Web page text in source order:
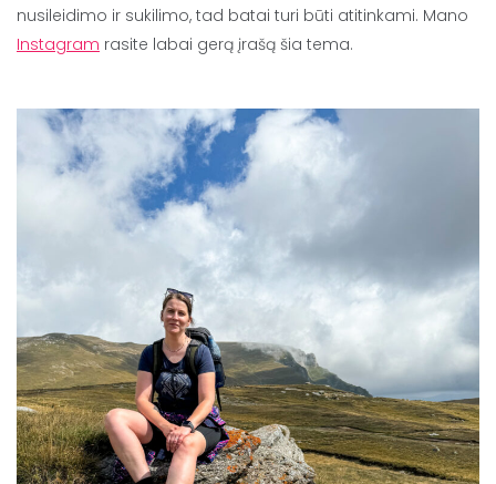
nusileidimo ir sukilimo, tad batai turi būti atitinkami. Mano
Instagram rasite labai gerą įrašą šia tema.